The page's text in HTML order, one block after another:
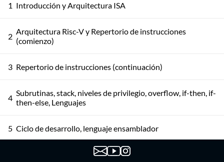
1 Introducción y Arquitectura ISA
2 Arquitectura Risc-V y Repertorio de instrucciones
(comienzo)
3 Repertorio de instrucciones (continuación)
4 Subrutinas, stack, niveles de privilegio, overflow, if-then, if-
then-else, Lenguajes
5 Ciclo de desarrollo, lenguaje ensamblador
Proceso de ensamblado. Stack, subrutinas, ABI